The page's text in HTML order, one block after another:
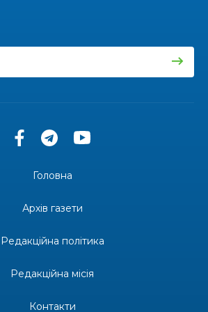
свята” – Клуб з народознавства
Бахмутської громади у Харкові
до проєкту «Радість у дитячих
громади
у Рівному: свято краси, мистецтва
Головна
Архів газети
Редакційна політика
Редакційна місія
Контакти